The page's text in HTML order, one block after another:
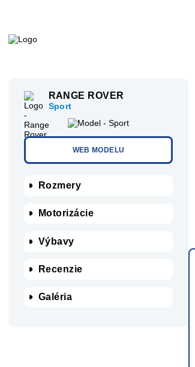
RANGE ROVER
Sport
WEB MODELU
Rozmery
Motorizácie
Výbavy
Recenzie
Galéria